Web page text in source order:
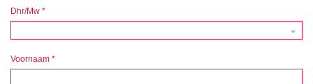
Dhr/Mw *
Voornaam *